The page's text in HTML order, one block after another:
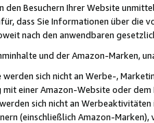
Besuchern Ihrer Website
dass Sie Informationen über die
nach den anwendbaren
und der Amazon-Marken,
werden sich nicht an Werbe-,
mit einer Amazon-Website oder
sich nicht an
(einschließlich Amazon-